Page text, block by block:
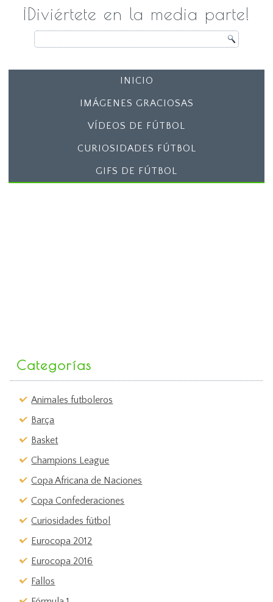
¡Diviértete en la media parte!
INICIO
IMÁGENES GRACIOSAS
VÍDEOS DE FÚTBOL
CURIOSIDADES FÚTBOL
GIFS DE FÚTBOL
Categorías
Animales futboleros
Barça
Basket
Champions League
Copa Africana de Naciones
Copa Confederaciones
Curiosidades fútbol
Eurocopa 2012
Eurocopa 2016
Fallos